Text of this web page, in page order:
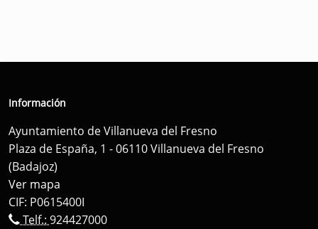
Información
Ayuntamiento de Villanueva del Fresno
Plaza de España, 1 - 06110 Villanueva del Fresno
(Badajoz)
Ver mapa
CIF: P0615400I
Telf.: 924427000